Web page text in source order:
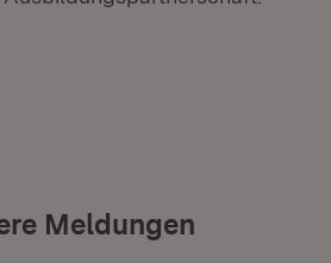
Meldungen